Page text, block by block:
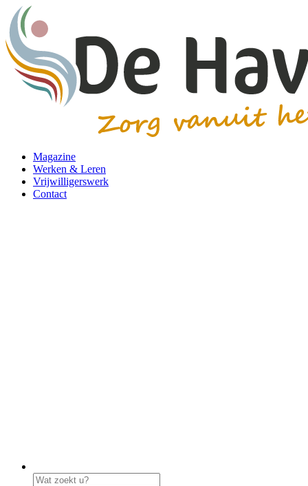
Magazine
Werken & Leren
Vrijwilligerswerk
Contact